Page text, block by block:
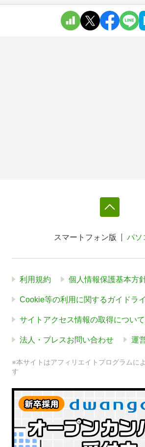
スマートフォン版 パソ
利用規約 個人情報保護基本方
Cookie等の利用に関するガイドラ
サイトアクセス情報の取得について
法人・プレスお問い合わせ 運
※本サイトはアフィリエイトプログラムに
す